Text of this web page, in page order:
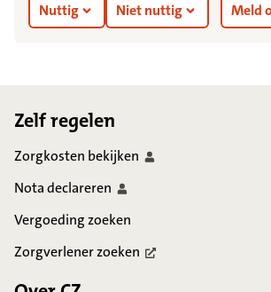
Nuttig Niet nuttig Meld
Zelf regelen
Zorgkosten bekijken
Notadeclareren
Vergoeding zoeken
Zorgverlenerzoeken